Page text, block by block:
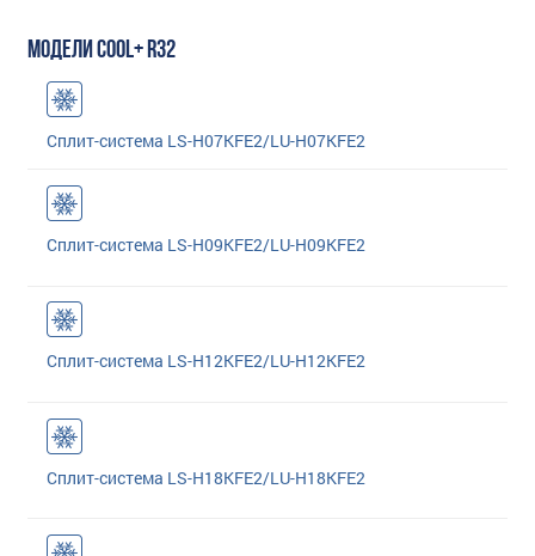
МОДЕЛИ COOL+ R32
Сплит-система LS-H07KFE2/LU-H07KFE2
Сплит-система LS-H09KFE2/LU-H09KFE2
Сплит-система LS-H12KFE2/LU-H12KFE2
Сплит-система LS-H18KFE2/LU-H18KFE2